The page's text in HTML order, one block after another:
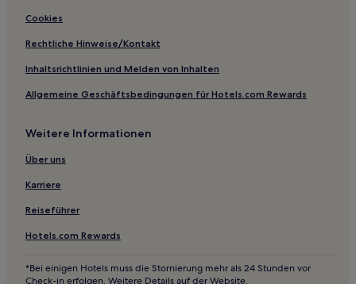
Cookies
Rechtliche Hinweise/Kontakt
Inhaltsrichtlinien und Melden von Inhalten
Allgemeine Geschäftsbedingungen für Hotels.com Rewards
Weitere Informationen
Über uns
Karriere
Reiseführer
Hotels.com Rewards
*Bei einigen Hotels muss die Stornierung mehr als 24 Stunden vor
Check-in erfolgen. Weitere Details auf der Website.